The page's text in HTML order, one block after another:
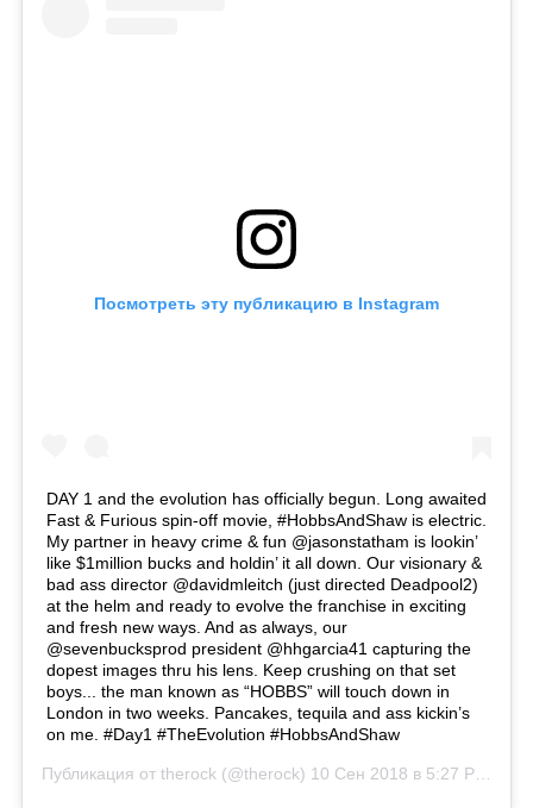
Посмотреть эту публикацию в Instagram
DAY 1 and the evolution has officially begun. Long awaited
Fast & Furious spin-off movie, #HobbsAndShaw is electric.
My partner in heavy crime & fun @jasonstatham is lookin’
like $1million bucks and holdin’ it all down. Our visionary &
bad ass director @davidmleitch (just directed Deadpool2)
at the helm and ready to evolve the franchise in exciting
and fresh new ways. And as always, our
@sevenbucksprod president @hhgarcia41 capturing the
dopest images thru his lens. Keep crushing on that set
boys... the man known as “HOBBS” will touch down in
London in two weeks. Pancakes, tequila and ass kickin’s
on me. #Day1 #TheEvolution #HobbsAndShaw
Публикация от therock (@therock) 10 Сен 2018 в 5:27 PDT